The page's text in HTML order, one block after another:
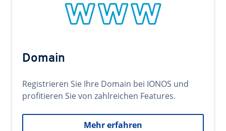
Domain
Registrieren Sie Ihre Domain bei IONOS und
profitieren Sie von zahlreichen Features.
Mehr erfahren